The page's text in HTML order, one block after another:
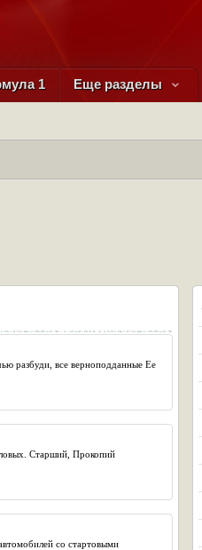
1 Еще разделы
разбуди, все верноподданные Ее
Старший, Прокопий
со стартовыми